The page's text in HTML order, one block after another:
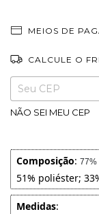
MEIOS DE
CALCULE O
Entregas para o
NÃO SEI MEU CEP
Composição: 77%
51% poliéster;
Medidas: